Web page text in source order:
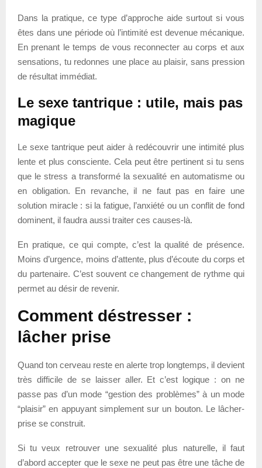
Dans la pratique, ce type d’approche aide surtout si vous
êtes dans une période où l’intimité est devenue mécanique.
En prenant le temps de vous reconnecter au corps et aux
sensations, tu redonnes une place au plaisir, sans pression
de résultat immédiat.
Le sexe tantrique : utile, mais pas
magique
Le sexe tantrique peut aider à redécouvrir une intimité plus
lente et plus consciente. Cela peut être pertinent si tu sens
que le stress a transformé la sexualité en automatisme ou
en obligation. En revanche, il ne faut pas en faire une
solution miracle : si la fatigue, l’anxiété ou un conflit de fond
dominent, il faudra aussi traiter ces causes-là.
En pratique, ce qui compte, c’est la qualité de présence.
Moins d’urgence, moins d’attente, plus d’écoute du corps et
du partenaire. C’est souvent ce changement de rythme qui
permet au désir de revenir.
Comment déstresser :
lâcher prise
Quand ton cerveau reste en alerte trop longtemps, il devient
très difficile de se laisser aller. Et c’est logique : on ne
passe pas d’un mode “gestion des problèmes” à un mode
“plaisir” en appuyant simplement sur un bouton. Le lâcher-
prise se construit.
Si tu veux retrouver une sexualité plus naturelle, il faut
d’abord accepter que le sexe ne peut pas être une tâche de